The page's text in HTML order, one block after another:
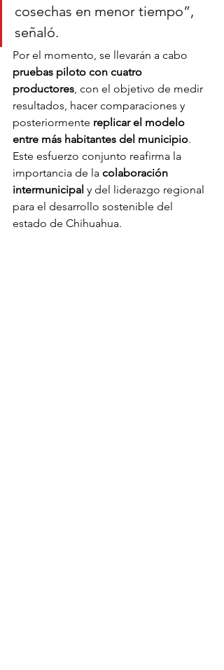
cosechas en menor tiempo”,
señaló.
Por el momento, se llevarán a cabo
pruebas piloto con cuatro
productores, con el objetivo de medir
resultados, hacer comparaciones y
posteriormente replicar el modelo
entre más habitantes del municipio.
Este esfuerzo conjunto reafirma la
importancia de la colaboración
intermunicipal y del liderazgo regional
para el desarrollo sostenible del
estado de Chihuahua.